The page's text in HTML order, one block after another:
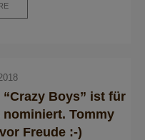
Boys” ist für
nominiert. Tommy
Freude :-)